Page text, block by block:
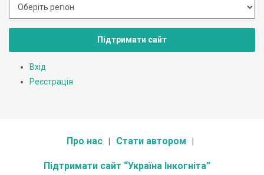
Підтримати сайт
Вхід
Реєстрація
Про нас Стати автором
Підтримати сайт “Україна Інкогніта”